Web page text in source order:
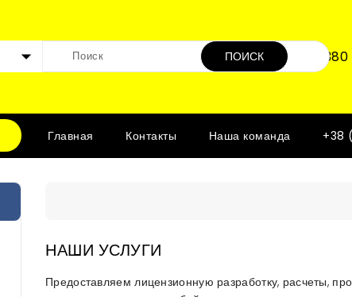
ПОИСК
Главная Контакты Наша команда +38
НАШИ УСЛУГИ
Предоставляем лицензионную разработку, расчеты,